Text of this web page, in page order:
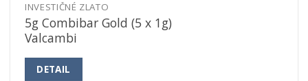
INVESTIČNÉ ZLATO
5g Combibar Gold (5 x 1g)
Valcambi
DETAIL